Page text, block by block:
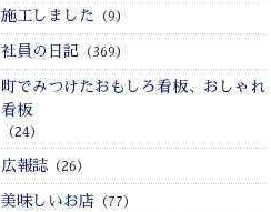
施工しました （9）
社員の日記 （369）
町でみつけたおもしろ看板、おしゃれ
看板
（24）
広報誌（26）
美味しいお店 （77）